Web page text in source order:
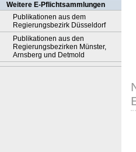
Weitere E-Pflichtsammlungen
Publikationen aus dem
Regierungsbezirk Düsseldorf
Publikationen aus den
Regierungsbezirken Münster,
Arnsberg und Detmold